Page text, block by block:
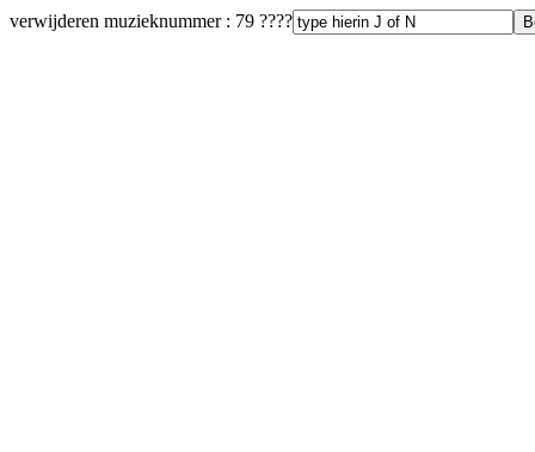
verwijderen muzieknummer : 79 ????